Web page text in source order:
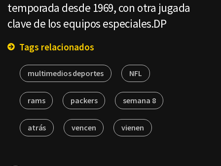
temporada desde 1969, con otra jugada
clave de los equipos especiales.DP
Tags relacionados
multimedios deportes NFL
rams packers semana 8
atrás vencen vienen